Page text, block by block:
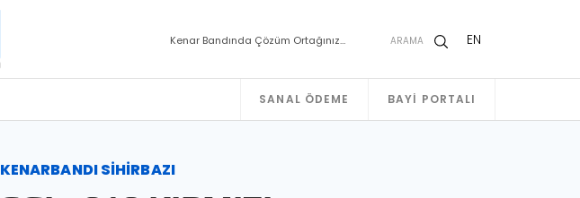
Kenar Bandında Çözüm Ortağınız… ARAMA EN
SANAL ÖDEME BAYI PORTALI
KENARBANDI SİHİRBAZI